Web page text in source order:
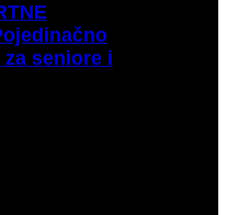
seniore i